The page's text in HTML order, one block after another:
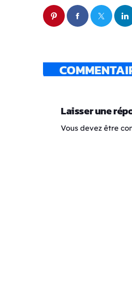
Laisser une
Vous devez être